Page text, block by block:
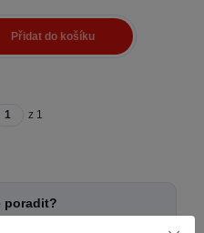
Přidat do košíku
z 1
poradit?